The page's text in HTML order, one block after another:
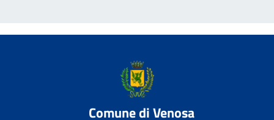
Comune di Venosa